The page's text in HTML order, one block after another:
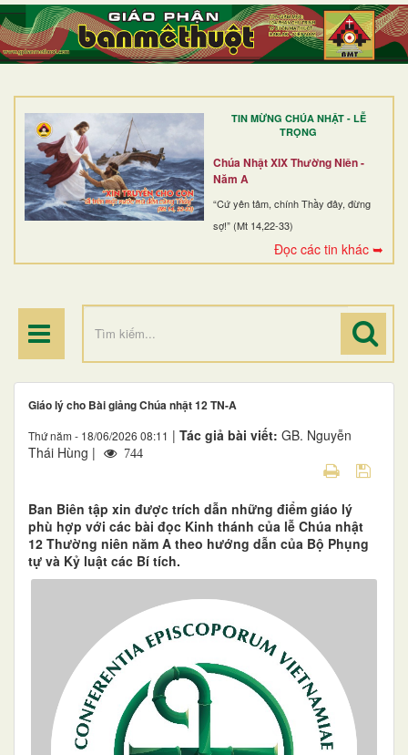
TIN MỪNG CHÚA NHẬT - LỄ
TRỌNG
Chúa Nhật XIX Thường Niên -
Năm A
“Cứ yên tâm, chính Thầy đây, đừng
sợ!” (Mt 14,22-33)
Đọc các tin khác ➥
TRANG NHẤT
GIỚI THIỆU
DÒNG TU
BAN MỤC VỤ
ĐOÀN THỂ CG
ĐIỂM HÀNH HƯƠNG
Giáo lý cho Bài giảng Chúa nhật 12 TN-A
Thứ năm - 18/06/2026 08:11 | Tác giả bài viết: GB. Nguyễn
Thái Hùng |
744
Ban Biên tập xin được trích dẫn những điểm giáo lý
phù hợp với các bài đọc Kinh thánh của lễ Chúa nhật
12 Thường niên năm A theo hướng dẫn của Bộ Phụng
tự và Kỷ luật các Bí tích.